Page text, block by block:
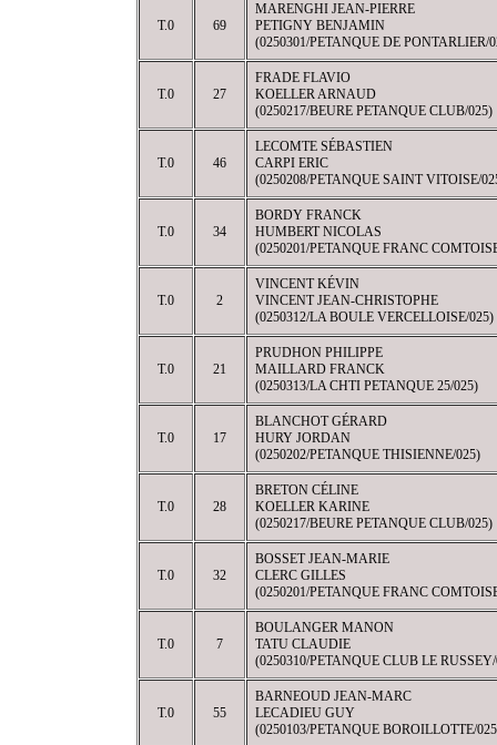
T.0 69
MARENGHI JEAN-PIERRE
PETIGNY BENJAMIN
(0250301/PETANQUE DE PONTARLIER/
T.0 27
FRADE FLAVIO
KOELLER ARNAUD
(0250217/BEURE PETANQUE CLUB/025)
T.0 46
LECOMTE SÉBASTIEN
CARPI ERIC
(0250208/PETANQUE SAINT VITOISE/
T.0 34
BORDY FRANCK
HUMBERT NICOLAS
(0250201/PETANQUE FRANC
T.0 2
VINCENT KÉVIN
VINCENT JEAN-CHRISTOPHE
(0250312/LA BOULE VERCELLOISE/025)
T.0 21
PRUDHON PHILIPPE
MAILLARD FRANCK
(0250313/LA CHTI PETANQUE 25/025)
T.0 17
BLANCHOT GÉRARD
HURY JORDAN
(0250202/PETANQUE THISIENNE/025)
T.0 28
BRETON CÉLINE
KOELLER KARINE
(0250217/BEURE PETANQUE CLUB/025)
T.0 32
BOSSET JEAN-MARIE
CLERC GILLES
(0250201/PETANQUE FRANC
T.0 7
BOULANGER MANON
TATU CLAUDIE
(0250310/PETANQUE CLUB LE
T.0 55
BARNEOUD JEAN-MARC
LECADIEU GUY
(0250103/PETANQUE BOROILLOTTE/